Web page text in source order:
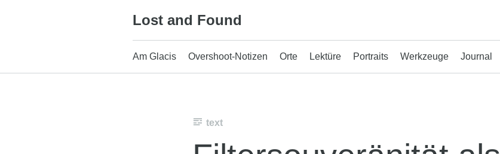
Lost and Found
Am Glacis Overshoot-Notizen Orte Lektüre Portraits Werkzeuge Journal
text